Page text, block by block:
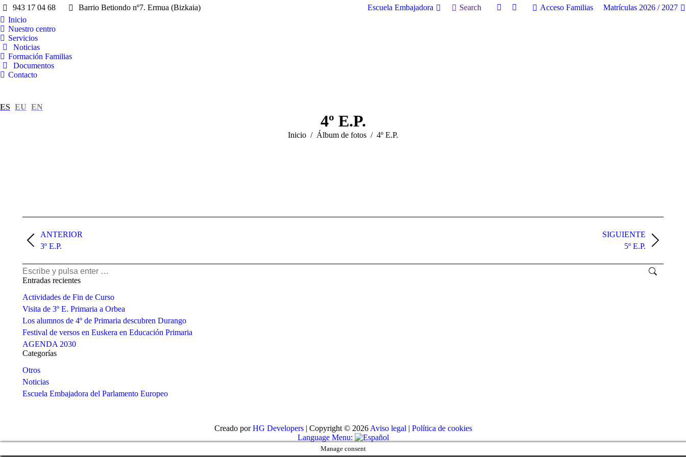
943 17 04 68 Barrio Betiondo nº7. Ermua (Bizkaia) Escuela Embajadora Buscar:
Search
FacebookTwitter
Acceso Familias
Matrículas 2026 / 2027
Inicio
Nuestro centro
Servicios
Noticias
Formación Familias
Documentos
Contacto
ES EU EN
4º E.P.
Estás aquí:
Inicio Álbum de fotos 4º E.P.
entre
álbumes
ANTERIOR
Álbum
3º E.P.
SIGUIENTE
5º E.P.
Buscar:
Entradas recientes
Actividades de Fin de Curso
Visita de 3º E. Primaria a Orbea
Los alumnos de 4º de Primaria descubren Durango
Festival de versos en Euskera en Educación Primaria
AGENDA 2030
Categorías
Otros
Noticias
Escuela Embajadora del Parlamento Europeo
Creado porHG Developers| Copyright © 2026 Aviso legal | Política de cookies
Language Menu:
Manage consent